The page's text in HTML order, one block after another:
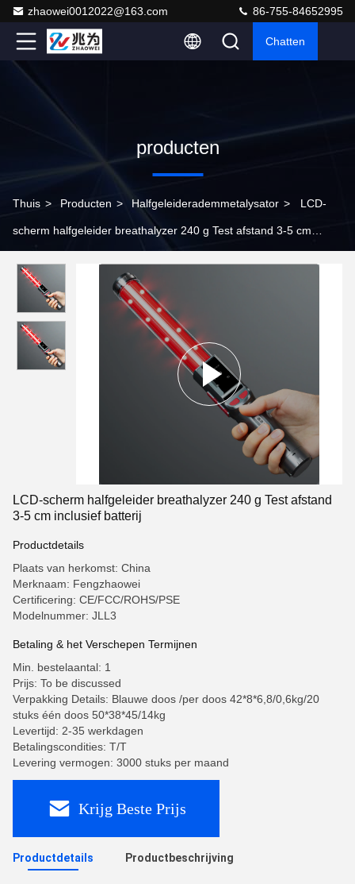
zhaowei0012022@163.com 86-755-84652995
Chatten
producten
Thuis > Producten > Halfgeleiderademmetalysator > LCD-
scherm halfgeleider breathalyzer 240 g Test afstand 3-5 cm
LCD-scherm halfgeleider breathalyzer 240 g Test afstand
3-5 cm inclusief batterij
Productdetails
Plaats van herkomst: China
Merknaam: Fengzhaowei
Certificering: CE/FCC/ROHS/PSE
Modelnummer: JLL3
Betaling & het Verschepen Termijnen
Min. bestelaantal: 1
Prijs: To be discussed
Verpakking Details: Blauwe doos /per doos 42*8*6,8/0,6kg/20
stuks één doos 50*38*45/14kg
Levertijd: 2-35 werkdagen
Betalingscondities: T/T
Levering vermogen: 3000 stuks per maand
Krijg Beste Prijs
Productdetails Productbeschrijving